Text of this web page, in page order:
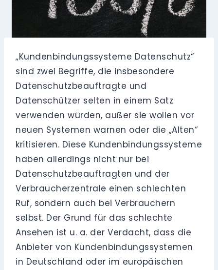
„Kundenbindungssysteme Datenschutz“
sind zwei Begriffe, die insbesondere
Datenschutzbeauftragte und
Datenschützer selten in einem Satz
verwenden würden, außer sie wollen vor
neuen Systemen warnen oder die „Alten“
kritisieren. Diese Kundenbindungssysteme
haben allerdings nicht nur bei
Datenschutzbeauftragten und der
Verbraucherzentrale einen schlechten
Ruf, sondern auch bei Verbrauchern
selbst. Der Grund für das schlechte
Ansehen ist u. a. der Verdacht, dass die
Anbieter von Kundenbindungssystemen
in Deutschland oder im europäischen